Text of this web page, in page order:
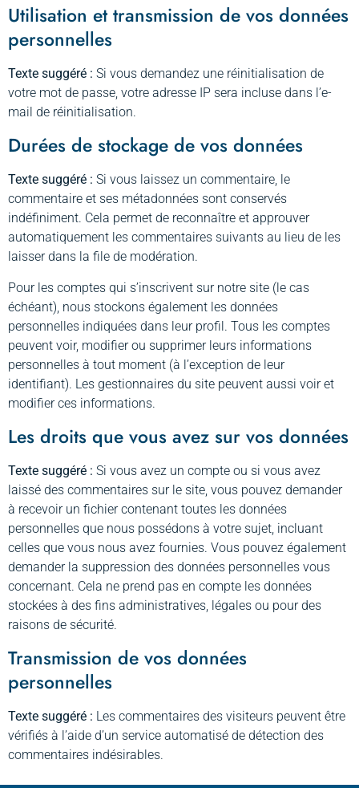
Utilisation et transmission de vos données
personnelles
Texte suggéré : Si vous demandez une réinitialisation de
votre mot de passe, votre adresse IP sera incluse dans l’e-
mail de réinitialisation.
Durées de stockage de vos données
Texte suggéré : Si vous laissez un commentaire, le
commentaire et ses métadonnées sont conservés
indéfiniment. Cela permet de reconnaître et approuver
automatiquement les commentaires suivants au lieu de les
laisser dans la file de modération.
Pour les comptes qui s’inscrivent sur notre site (le cas
échéant), nous stockons également les données
personnelles indiquées dans leur profil. Tous les comptes
peuvent voir, modifier ou supprimer leurs informations
personnelles à tout moment (à l’exception de leur
identifiant). Les gestionnaires du site peuvent aussi voir et
modifier ces informations.
Les droits que vous avez sur vos données
Texte suggéré : Si vous avez un compte ou si vous avez
laissé des commentaires sur le site, vous pouvez demander
à recevoir un fichier contenant toutes les données
personnelles que nous possédons à votre sujet, incluant
celles que vous nous avez fournies. Vous pouvez également
demander la suppression des données personnelles vous
concernant. Cela ne prend pas en compte les données
stockées à des fins administratives, légales ou pour des
raisons de sécurité.
Transmission de vos données
personnelles
Texte suggéré : Les commentaires des visiteurs peuvent être
vérifiés à l’aide d’un service automatisé de détection des
commentaires indésirables.